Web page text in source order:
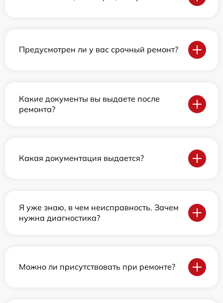
Предусмотрен ли у вас срочный ремонт?
Какие документы вы выдаете после
ремонта?
Какая документация выдается?
Я уже знаю, в чем неисправность. Зачем
нужна диагностика?
Можно ли присутствовать при ремонте?